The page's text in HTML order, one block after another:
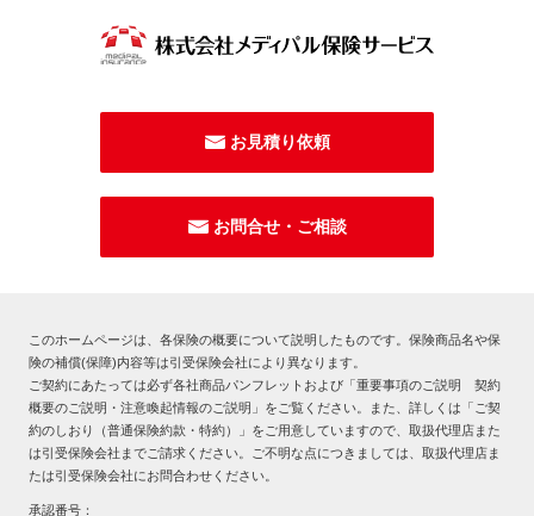
お見積り依頼
お問合せ・ご相談
このホームページは、各保険の概要について説明したものです。保険商品名や保
険の補償(保障)内容等は引受保険会社により異なります。
ご契約にあたっては必ず各社商品パンフレットおよび「重要事項のご説明 契約
概要のご説明・注意喚起情報のご説明」をご覧ください。また、詳しくは「ご契
約のしおり（普通保険約款・特約）」をご用意していますので、取扱代理店また
は引受保険会社までご請求ください。ご不明な点につきましては、取扱代理店ま
たは引受保険会社にお問合わせください。
承認番号：